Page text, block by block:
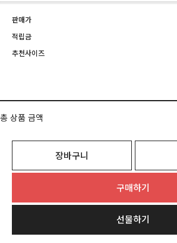
판매가
적립금
추천사이즈
총 상품 금액
장바구니
구매하기
선물하기